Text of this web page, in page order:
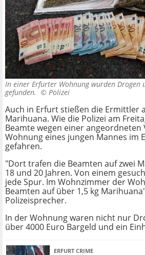
In einer Erfurter Wohnung wurden Drogen
gefunden. © Polizei
Auch in Erfurt stießen die Ermittler
Marihuana. Wie die Polizei am
Beamte wegen einer
Wohnung eines jungen Mannes im
gefahren.
"Dort trafen die Beamten auf zwei
18 und 20 Jahren. Von einem
jede Spur. Im Wohnzimmer der
Beamten auf über 1,5 kg
Polizeisprecher.
In der Wohnung waren nicht nur
über 4000 Euro Bargeld und ein
ERFURT CRIME